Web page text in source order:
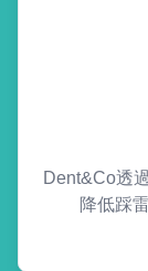
Dent&Co透
降低踩